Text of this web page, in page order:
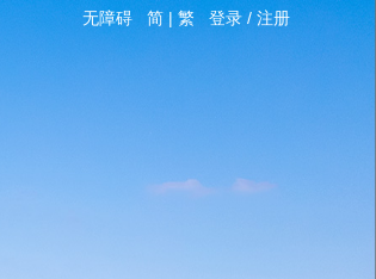
无障碍 简 |繁 登录/ 注册